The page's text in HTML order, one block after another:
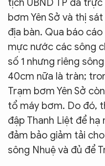
tịch UBND TP đã
bơm Yên Sở và thị
địa bàn. Qua báo
mực nước các sông
số 1 nhưng riêng
40cm nữa là tràn;
Trạm bơm Yên Sở
tổ máy bơm. Do đó,
đập Thanh Liệt để
đảm bảo giảm tải
sông Nhuệ và đủ để